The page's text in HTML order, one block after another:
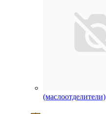
(маслоотделители)